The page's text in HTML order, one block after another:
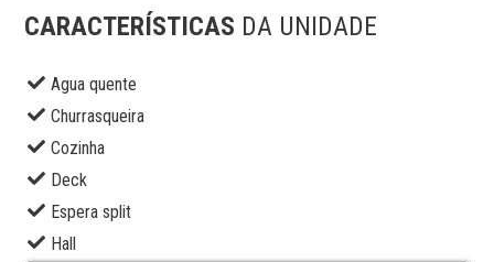
CARACTERÍSTICAS DA UNIDADE
Agua quente
Churrasqueira
Cozinha
Deck
Espera split
Hall